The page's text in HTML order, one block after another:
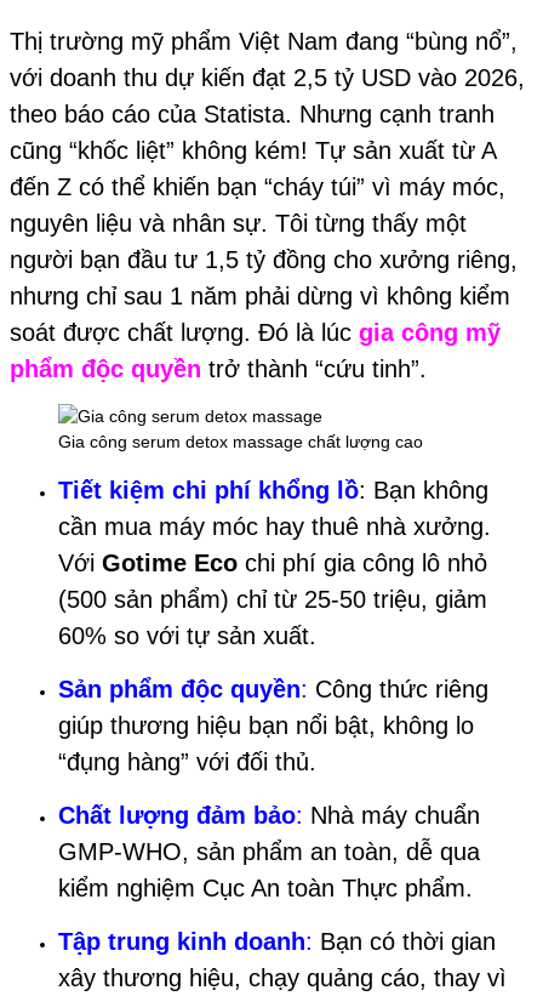
Thị trường mỹ phẩm Việt Nam đang “bùng nổ”,
với doanh thu dự kiến đạt 2,5 tỷ USD vào 2026,
theo báo cáo của Statista. Nhưng cạnh tranh
cũng “khốc liệt” không kém! Tự sản xuất từ A
đến Z có thể khiến bạn “cháy túi” vì máy móc,
nguyên liệu và nhân sự. Tôi từng thấy một
người bạn đầu tư 1,5 tỷ đồng cho xưởng riêng,
nhưng chỉ sau 1 năm phải dừng vì không kiểm
soát được chất lượng. Đó là lúc gia công mỹ
phẩm độc quyền trở thành “cứu tinh”.
Gia công serum detox massage chất lượng cao
Tiết kiệm chi phí khổng lồ: Bạn không
cần mua máy móc hay thuê nhà xưởng.
Với Gotime Eco chi phí gia công lô nhỏ
(500 sản phẩm) chỉ từ 25-50 triệu, giảm
60% so với tự sản xuất.
Sản phẩm độc quyền: Công thức riêng
giúp thương hiệu bạn nổi bật, không lo
“đụng hàng” với đối thủ.
Chất lượng đảm bảo: Nhà máy chuẩn
GMP-WHO, sản phẩm an toàn, dễ qua
kiểm nghiệm Cục An toàn Thực phẩm.
Tập trung kinh doanh: Bạn có thời gian
xây thương hiệu, chạy quảng cáo, thay vì